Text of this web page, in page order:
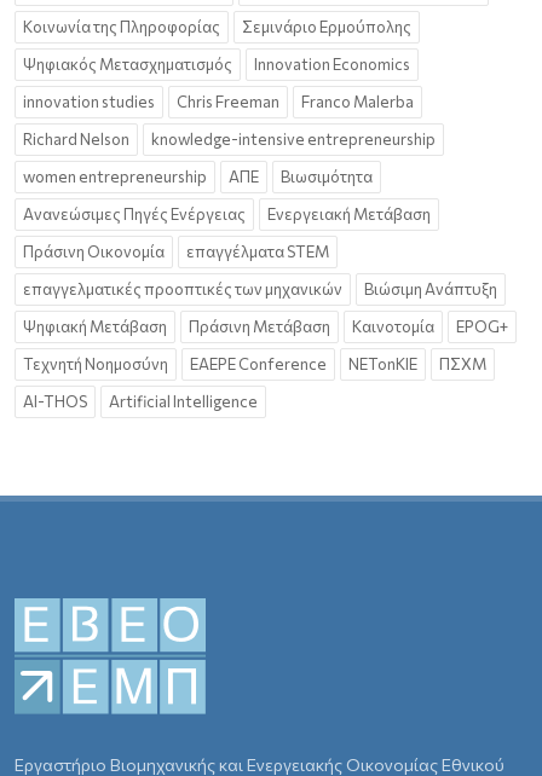
Κοινωνία της Πληροφορίας
Σεμινάριο Ερμούπολης
Ψηφιακός Μετασχηματισμός
Innovation Economics
innovation studies
Chris Freeman
Franco Malerba
Richard Nelson
knowledge-intensive entrepreneurship
women entrepreneurship
ΑΠΕ
Βιωσιμότητα
Ανανεώσιμες Πηγές Ενέργειας
Ενεργειακή Μετάβαση
Πράσινη Οικονομία
επαγγέλματα STEM
επαγγελματικές προοπτικές των μηχανικών
Βιώσιμη Ανάπτυξη
Ψηφιακή Μετάβαση
Πράσινη Μετάβαση Καινοτομία
EPOG+
Τεχνητή Νοημοσύνη
EAEPE Conference NETonKIE
ΠΣΧΜ
AI-THOS
Artificial Intelligence
Εργαστήριο Βιομηχανικής και Ενεργειακής Οικονομίας Εθνικού